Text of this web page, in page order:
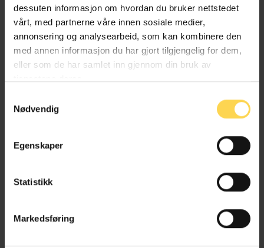
dessuten informasjon om hvordan du bruker nettstedet
vårt, med partnerne våre innen sosiale medier,
annonsering og analysearbeid, som kan kombinere den
med annen informasjon du har gjort tilgjengelig for dem,
eller som de har samlet inn gjennom din bruk av
Nødvendig
Egenskaper
Statistikk
Markedsføring
Eirik Holmøyvik